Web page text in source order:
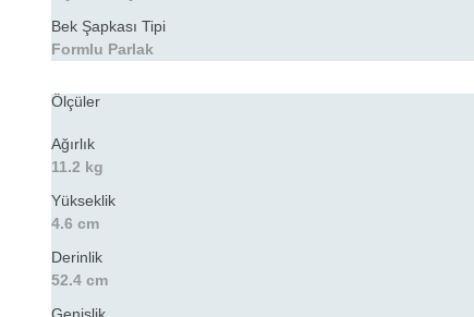
Bek Şapkası Tipi
Formlu Parlak
Ölçüler
Ağırlık
11.2 kg
Yükseklik
4.6 cm
Derinlik
52.4 cm